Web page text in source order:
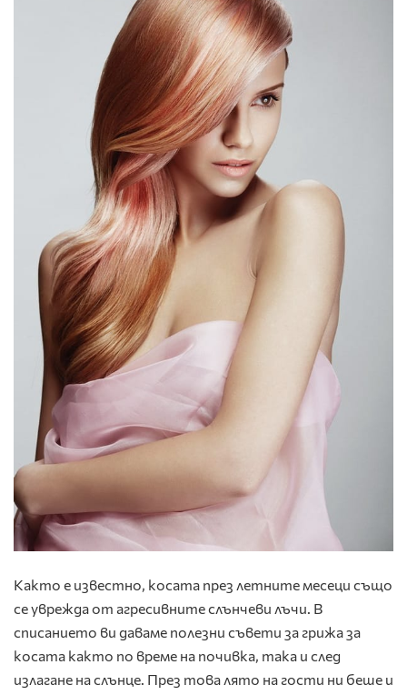
Както е известно, косата през летните месеци също
се уврежда от агресивните слънчеви лъчи. В
списанието ви даваме полезни съвети за грижа за
косата както по време на почивка, така и след
излагане на слънце. През това лято на гости ни беше и